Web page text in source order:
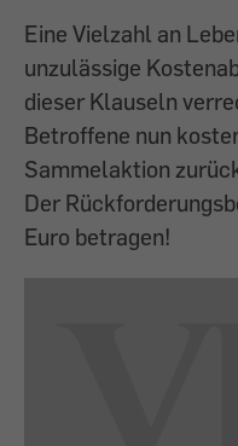
Eine Vielzahl an
unzulässige
dieser Klauseln
Betroffene nun
Sammelaktion
Der
Euro betragen!